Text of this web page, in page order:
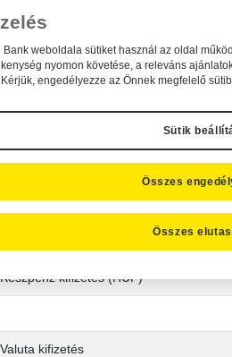
műveletekről
eseményekről (terhelés,
és interneten végzett
alábbi táblázat alapján
a tranzakciótípusok amelyekről
Készpénz kifizetés (HUF)
Valuta kifizetés
Bank weboldala sütiket használ az oldal
nyomon követése, a releváns
engedélyezze az Önnek megfelelő
Sütik
Összes
Összes